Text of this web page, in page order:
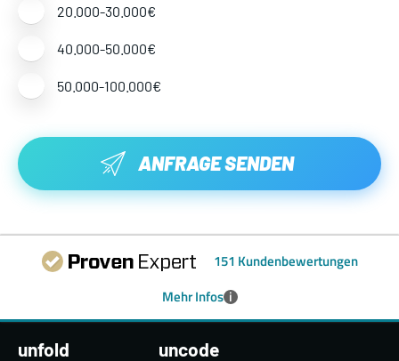
20.000-30.000€
40.000-50.000€
50.000-100.000€
ANFRAGE SENDEN
151 Kundenbewertungen
Mehr Infos i
unfold uncode